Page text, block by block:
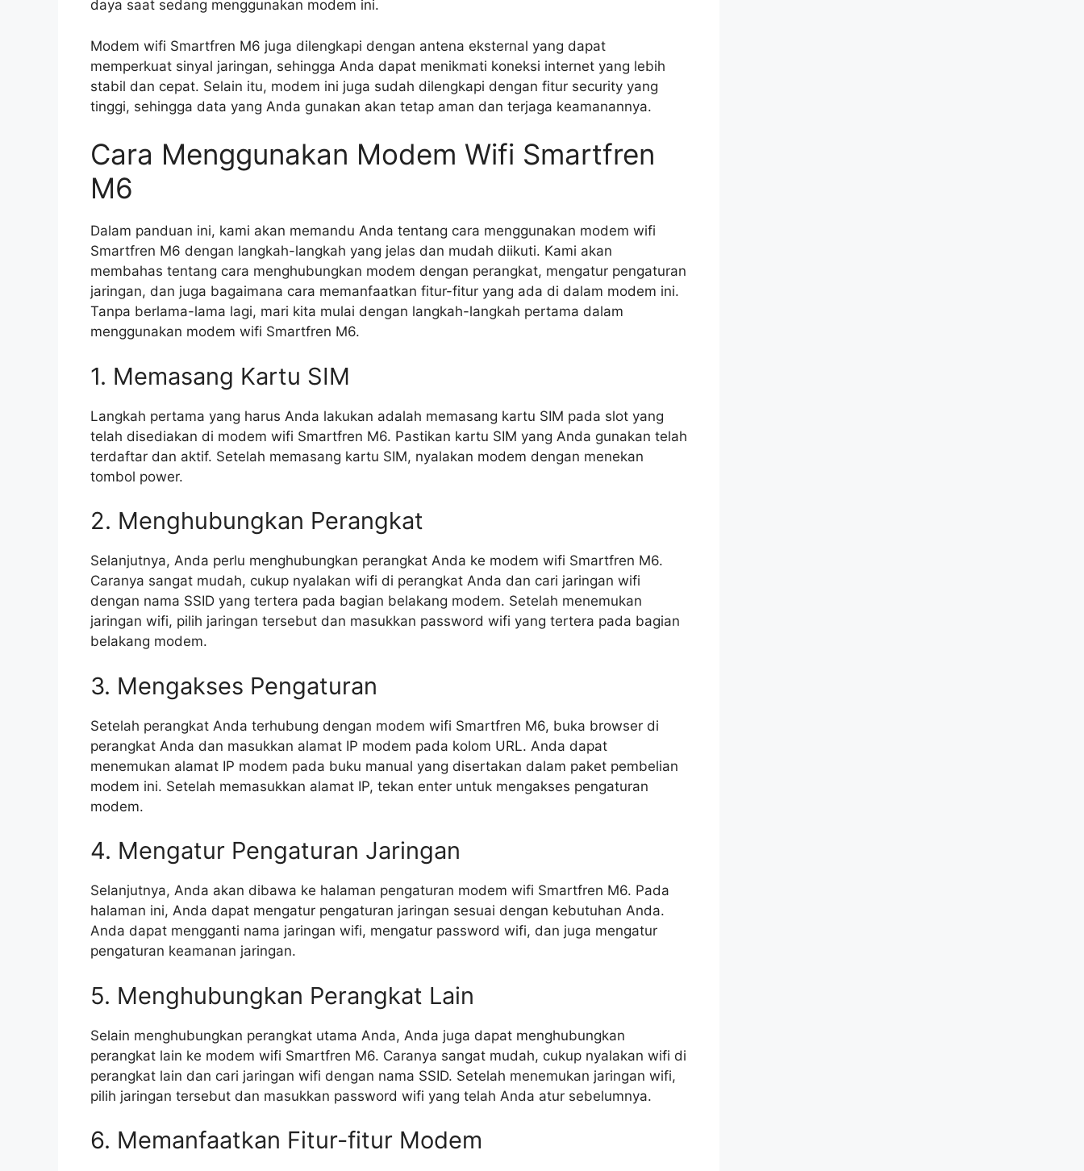
daya saat sedang menggunakan modem ini.
Modem wifi Smartfren M6 juga dilengkapi dengan antena eksternal yang dapat
memperkuat sinyal jaringan, sehingga Anda dapat menikmati koneksi internet yang lebih
stabil dan cepat. Selain itu, modem ini juga sudah dilengkapi dengan fitur security yang
tinggi, sehingga data yang Anda gunakan akan tetap aman dan terjaga keamanannya.
Cara Menggunakan Modem Wifi Smartfren
M6
Dalam panduan ini, kami akan memandu Anda tentang cara menggunakan modem wifi
Smartfren M6 dengan langkah-langkah yang jelas dan mudah diikuti. Kami akan
membahas tentang cara menghubungkan modem dengan perangkat, mengatur pengaturan
jaringan, dan juga bagaimana cara memanfaatkan fitur-fitur yang ada di dalam modem ini.
Tanpa berlama-lama lagi, mari kita mulai dengan langkah-langkah pertama dalam
menggunakan modem wifi Smartfren M6.
1. Memasang Kartu SIM
Langkah pertama yang harus Anda lakukan adalah memasang kartu SIM pada slot yang
telah disediakan di modem wifi Smartfren M6. Pastikan kartu SIM yang Anda gunakan telah
terdaftar dan aktif. Setelah memasang kartu SIM, nyalakan modem dengan menekan
tombol power.
2. Menghubungkan Perangkat
Selanjutnya, Anda perlu menghubungkan perangkat Anda ke modem wifi Smartfren M6.
Caranya sangat mudah, cukup nyalakan wifi di perangkat Anda dan cari jaringan wifi
dengan nama SSID yang tertera pada bagian belakang modem. Setelah menemukan
jaringan wifi, pilih jaringan tersebut dan masukkan password wifi yang tertera pada bagian
belakang modem.
3. Mengakses Pengaturan
Setelah perangkat Anda terhubung dengan modem wifi Smartfren M6, buka browser di
perangkat Anda dan masukkan alamat IP modem pada kolom URL. Anda dapat
menemukan alamat IP modem pada buku manual yang disertakan dalam paket pembelian
modem ini. Setelah memasukkan alamat IP, tekan enter untuk mengakses pengaturan
modem.
4. Mengatur Pengaturan Jaringan
Selanjutnya, Anda akan dibawa ke halaman pengaturan modem wifi Smartfren M6. Pada
halaman ini, Anda dapat mengatur pengaturan jaringan sesuai dengan kebutuhan Anda.
Anda dapat mengganti nama jaringan wifi, mengatur password wifi, dan juga mengatur
pengaturan keamanan jaringan.
5. Menghubungkan Perangkat Lain
Selain menghubungkan perangkat utama Anda, Anda juga dapat menghubungkan
perangkat lain ke modem wifi Smartfren M6. Caranya sangat mudah, cukup nyalakan wifi di
perangkat lain dan cari jaringan wifi dengan nama SSID. Setelah menemukan jaringan wifi,
pilih jaringan tersebut dan masukkan password wifi yang telah Anda atur sebelumnya.
6. Memanfaatkan Fitur-fitur Modem